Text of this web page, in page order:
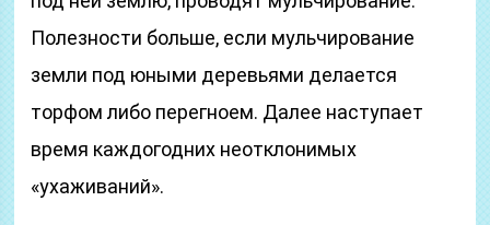
Полезности больше, если мульчирование
земли под юными деревьями делается
торфом либо перегноем. Далее наступает
время каждогодних неотклонимых
«ухаживаний».